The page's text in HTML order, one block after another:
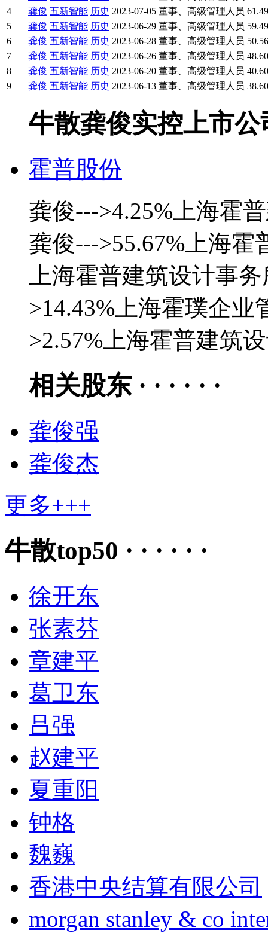
4
龚俊 五新智能 历史 2023-07-05 董事、高级管理人员
5
龚俊 五新智能 历史 2023-06-29 董事、高级管理人员
6
龚俊 五新智能 历史 2023-06-28 董事、高级管理人员
7
龚俊 五新智能 历史 2023-06-26 董事、高级管理人员
8
龚俊 五新智能 历史 2023-06-20 董事、高级管理人员
9
龚俊 五新智能 历史 2023-06-13 董事、高级管理人员
牛散龚俊实控上市公司
霍普股份
龚俊--->4.25%上海霍
龚俊--->55.67%上海霍
上海霍普建筑设计事
>14.43%上海霍璞企
>2.57%上海霍普建筑
相关股东 · · · · · ·
龚俊强
龚俊杰
更多+++
牛散top50 · · · · · ·
徐开东
张素芬
章建平
葛卫东
吕强
赵建平
夏重阳
钟格
魏巍
香港中央结算有限公司
morgan stanley & co